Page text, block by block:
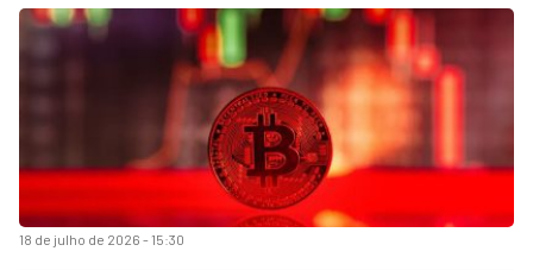
18 de julho de 2026 - 15:30